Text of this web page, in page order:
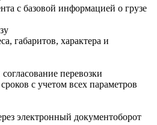
с базовой информацией о грузе
габаритов, характера и
перевозки
с учетом всех параметров
электронный документоборот